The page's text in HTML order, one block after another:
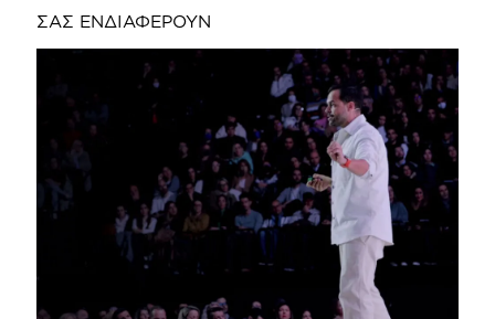
ΣΑΣ ΕΝΔΙΑΦΕΡΟΥΝ